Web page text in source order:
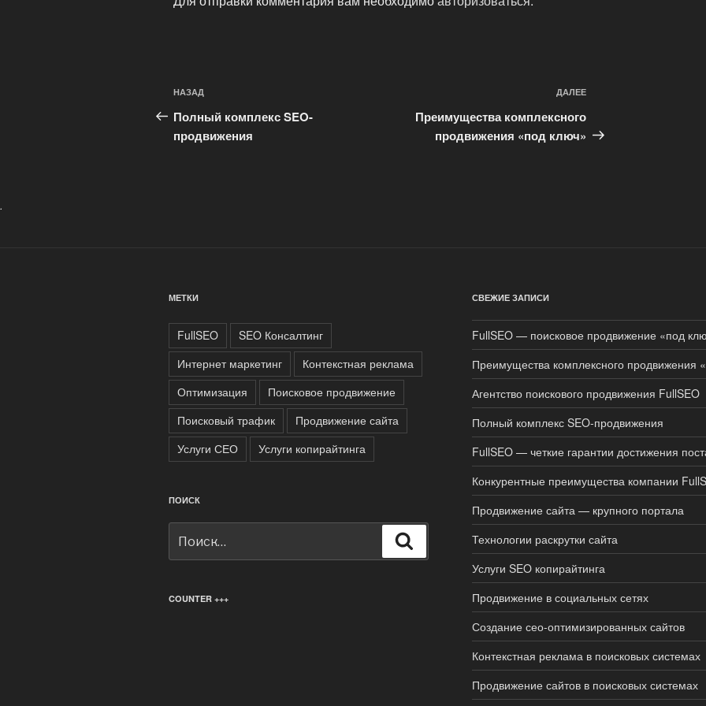
Навигация
по
записям
Предыдущая
запись:
НАЗАД
Полный комплекс SEO-
продвижения
ДАЛЕЕ
Преимущества комплексного
продвижения «под ключ»
.
МЕТКИ
FullSEO
SEO Консалтинг
Интернет маркетинг
Контекстная реклама
Оптимизация
Поисковое продвижение
Поисковый трафик
Продвижение сайта
Услуги СЕО
Услуги копирайтинга
ПОИСК
COUNTER +++
СВЕЖИЕ ЗАПИСИ
FullSEO — поисковое продвижение «под
Преимущества комплексного продвижения
Агентство поискового продвижения FullSEO
Полный комплекс SEO-продвижения
FullSEO — четкие гарантии достижения
Конкурентные преимущества компании
Продвижение сайта — крупного портала
Технологии раскрутки сайта
Услуги SEO копирайтинга
Продвижение в социальных сетях
Создание сео-оптимизированных сайтов
Контекстная реклама в поисковых системах
Продвижение сайтов в поисковых системах